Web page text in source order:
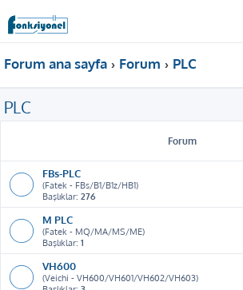
Forum ana sayfa Forum PLC
PLC
Forum
FBs-PLC
(Fatek - FBs/B1/B1z/HB1)
Başlıklar: 276
M PLC
(Fatek - MQ/MA/MS/ME)
Başlıklar: 1
VH600
(Veichi - VH600/VH601/VH602/VH603)